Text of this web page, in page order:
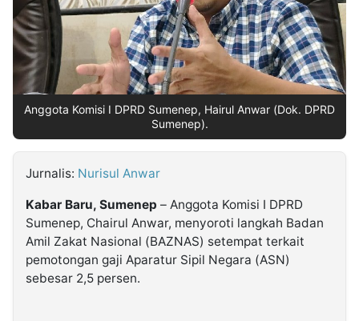
Follow
Kabarbaru
Kabarbaru.co
2026
Anggota Komisi I DPRD Sumenep, Hairul Anwar (Dok. DPRD
Sumenep).
Jurnalis: Nurisul Anwar
Kabar Baru, Sumenep – Anggota Komisi I DPRD
Sumenep, Chairul Anwar, menyoroti langkah Badan
Amil Zakat Nasional (BAZNAS) setempat terkait
pemotongan gaji Aparatur Sipil Negara (ASN)
sebesar 2,5 persen.